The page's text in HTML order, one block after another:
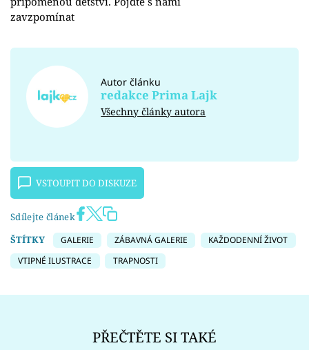
zavzpomínat
Autor článku
redakce Prima Lajk
Všechny články autora
VSTOUPIT DO DISKUZE
Sdílejte článek
ŠTÍTKY
GALERIE ZÁBAVNÁ GALERIE
KAŽDODENNÍ ŽIVOT
VTIPNÉ ILUSTRACE
TRAPNOSTI
PŘEČTĚTE SI TAKÉ